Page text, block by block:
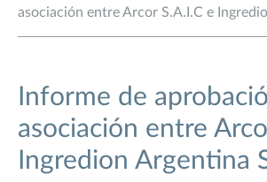
asociación entre Arcor S.A.I.C e
Informe de
asociación entre
Ingredion Argentina